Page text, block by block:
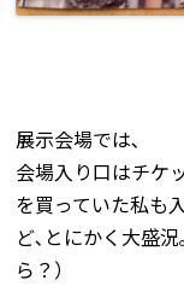
展示会場では､
会場入り口はチケ
を買っていた私も
ど､とにかく大盛
ら？）